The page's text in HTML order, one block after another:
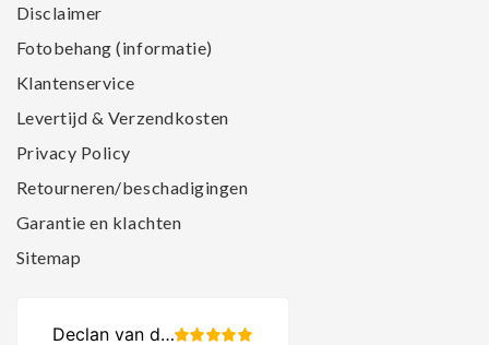
Disclaimer
Fotobehang (informatie)
Klantenservice
Levertijd & Verzendkosten
Privacy Policy
Retourneren/beschadigingen
Garantie en klachten
Sitemap